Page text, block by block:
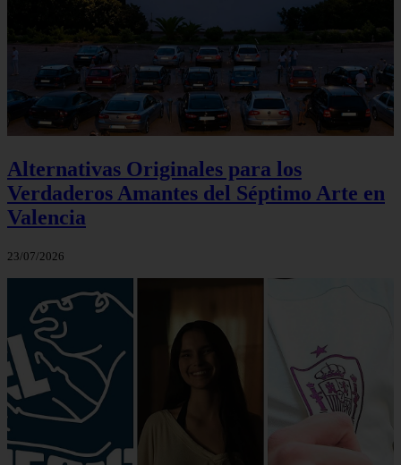
Alternativas Originales para los
Verdaderos Amantes del Séptimo Arte en
Valencia
23/07/2026